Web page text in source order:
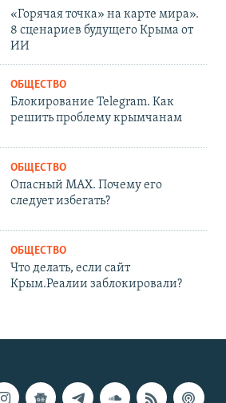
«Горячая точка» на карте мира».
8 сценариев будущего Крыма от
ИИ
ОБЩЕСТВО
Блокирование Telegram. Как
решить проблему крымчанам
ОБЩЕСТВО
Опасный MAX. Почему его
следует избегать?
ОБЩЕСТВО
Что делать, если сайт
Крым.Реалии заблокировали?